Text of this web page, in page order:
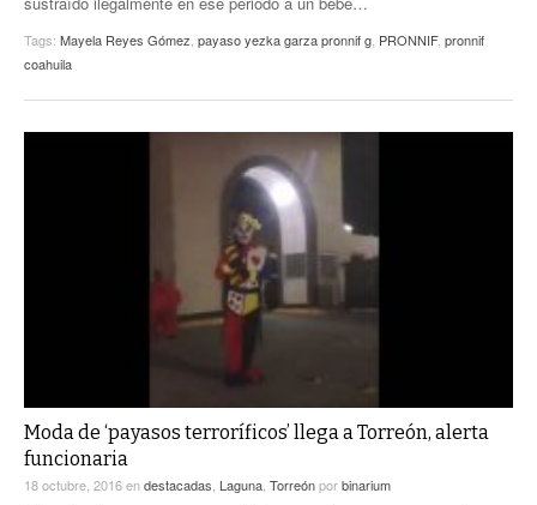
Tags: Mayela Reyes Gómez payaso yezka garza pronnif g PRONNIF, pronnif
coahuila
Moda de ‘payasos terroríficos’ llega a Torreón, alerta
funcionaria
18 octubre, 2016endestacadas Laguna Torreónporbinarium